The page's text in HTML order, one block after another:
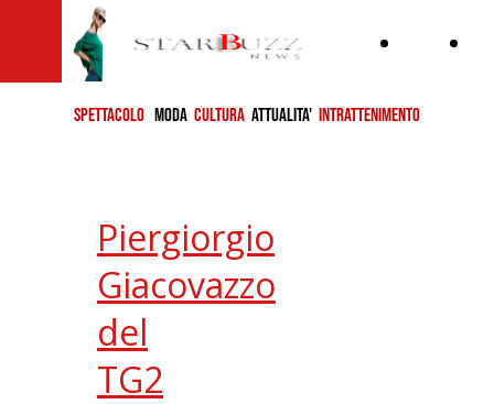
SPETTACOLO MODA CULTURA ATTUALITA' INTRATTENIMENTO
Piergiorgio
Giacovazzo
del
TG2